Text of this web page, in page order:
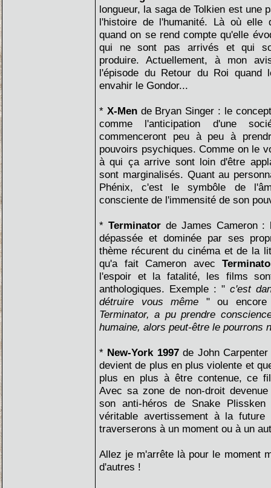
longueur, la saga de Tolkien est une
l'histoire de l'humanité. Là où elle
quand on se rend compte qu'elle
qui ne sont pas arrivés et qui
produire. Actuellement, à mon
l'épisode du Retour du Roi quand
envahir le Gondor...
* X-Men de Bryan Singer : le
comme l'anticipation d'une
commenceront peu à peu à
pouvoirs psychiques. Comme on le
à qui ça arrive sont loin d'être
sont marginalisés. Quant au
Phénix, c'est le symbôle de
consciente de l'immensité de son
* Terminator de James Cameron :
dépassée et dominée par ses
thème récurent du cinéma et de la
qu'a fait Cameron avec
l'espoir et la fatalité, les films
anthologiques. Exemple : " c'est
détruire vous même " ou
Terminator, a pu prendre
humaine, alors peut-être le pourrons
* New-York 1997de John
devient de plus en plus violente et
plus en plus à être contenue, ce
Avec sa zone de non-droit
son anti-héros de Snake
véritable avertissement à la
traverserons à un moment ou à un
Allez je m'arrête là pour le moment
d'autres !